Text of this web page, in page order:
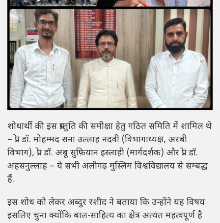
शोधार्थी की इस प्रस्तुति की समीक्षा हेतु गठित समिति में शामिल थे
– प्रो. डॉ. मोहम्मद सना उल्लाह नदवी (विभागाध्यक्ष, अरबी
विभाग), प्रो. डॉ. अबू सुफ़ियान इस्लाही (मार्गदर्शक) और प्रो. डॉ.
अहसनुल्लाह – ये सभी अलीगढ़ मुस्लिम विश्वविद्यालय से सम्बद्ध
हैं.
इस शोध को लेकर अब्दुर रशीद ने बताया कि उन्होंने यह विषय
इसलिए चुना क्योंकि बाल-साहित्य का क्षेत्र अत्यंत महत्वपूर्ण है